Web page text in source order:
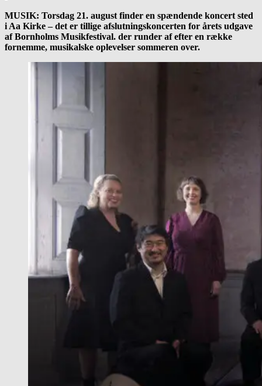
MUSIK: Torsdag 21. august finder en spændende koncert sted
i Aa Kirke – det er tillige afslutningskoncerten for årets udgave
af Bornholms Musikfestival. der runder af efter en række
fornemme, musikalske oplevelser sommeren over.